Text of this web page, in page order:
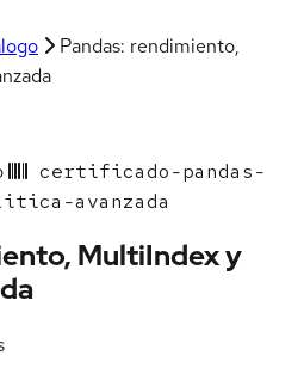
Pandas: rendimiento,
certificado-pandas-
avanzada
MultiIndex y